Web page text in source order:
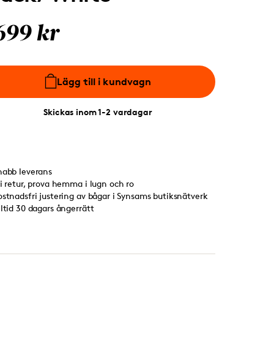
kr
Lägg till i kundvagn
Skickas inom 1-2 vardagar
leverans
retur, prova hemma i lugn och ro
justering av bågar i Synsams butiksnätverk
30 dagars ångerrätt